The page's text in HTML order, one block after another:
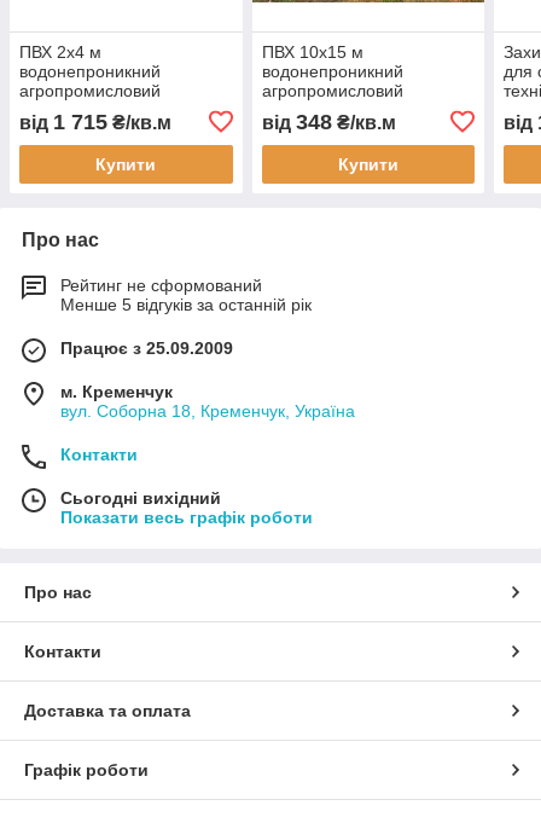
ПВХ 2х4 м
водонепроникний
агропромисловий
зерна соломи і тюків
товарів техніки і
матеріалів укривний тент
від 1 715 ₴/кв.м
Купити
ПВХ 10х15 м
водонепроникний
агропромисловий
зерна соломи і тюків
товарів техніки і
матеріалів укривний тент
від 348₴/кв.м
Купити
для
для
від
Про нас
Рейтинг не сформований
Менше 5 відгуків за останній рік
Працює з 25.09.2009
м. Кременчук
вул. Соборна 18, Кременчук, Україна
Контакти
Сьогодні вихідний
Показати весь графік роботи
Про нас
Контакти
Доставка та оплата
Графік роботи